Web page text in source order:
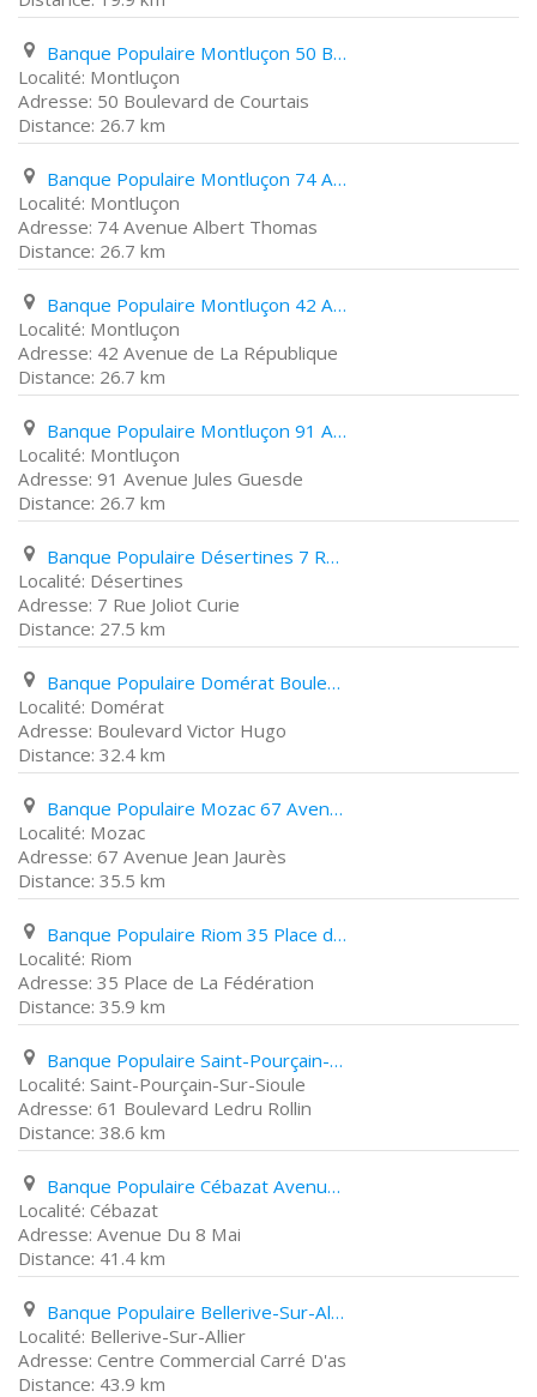
Banque Populaire Montluçon 50 Boulevard de Courtais
Montluçon
50 Boulevard de Courtais
26.7 km
Banque Populaire Montluçon 74 Avenue Albert Thomas
Montluçon
74 Avenue Albert Thomas
26.7 km
Banque Populaire Montluçon 42 Avenue de La République
Montluçon
42 Avenue de La République
26.7 km
Banque Populaire Montluçon 91 Avenue Jules Guesde
Montluçon
91 Avenue Jules Guesde
26.7 km
Banque Populaire Désertines 7 Rue Joliot Curie
Désertines
7 Rue Joliot Curie
27.5 km
Banque Populaire Domérat Boulevard Victor Hugo
Domérat
Boulevard Victor Hugo
32.4 km
Banque Populaire Mozac 67 Avenue Jean Jaurès
Mozac
67 Avenue Jean Jaurès
35.5 km
Banque Populaire Riom 35 Place de La Fédération
Riom
35 Place de La Fédération
35.9 km
Banque Populaire Saint-Pourçain-Sur-Sioule 61 Boulevard Ledru Rollin
Saint-Pourçain-Sur-Sioule
61 Boulevard Ledru Rollin
38.6 km
Banque Populaire Cébazat Avenue Du 8 Mai
Cébazat
Avenue Du 8 Mai
41.4 km
Banque Populaire Bellerive-Sur-Allier Centre Commercial Carré D'as
Bellerive-Sur-Allier
Centre Commercial Carré D'as
43.9 km